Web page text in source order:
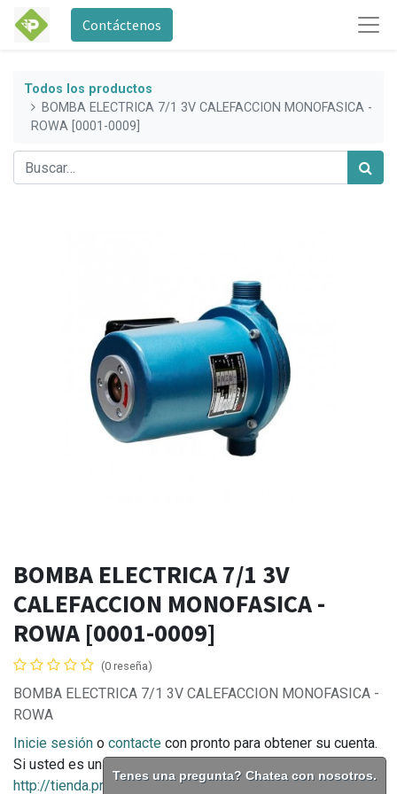
Contáctenos
Todos los productos
BOMBA ELECTRICA 7/1 3V CALEFACCION MONOFASICA -
ROWA [0001-0009]
BOMBA ELECTRICA 7/1 3V
CALEFACCION MONOFASICA -
ROWA [0001-0009]
(0 reseña)
BOMBA ELECTRICA 7/1 3V CALEFACCION MONOFASICA -
ROWA
Inicie sesión o contacte con pronto para obtener su cuenta.
Si usted es un consumidor final puede comprar en
http://tienda.prontodistribuidora.com.ar
Tenes una pregunta? Chatea con nosotros.